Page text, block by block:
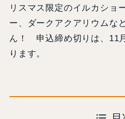
リスマス限定のイルカショ
ー、ダークアクアリウムな
ん！ 申込締め切りは、11
ります。